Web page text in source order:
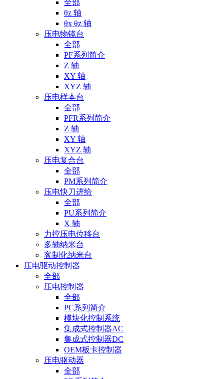
全部
θz 轴
θx θz 轴
压电物镜台
全部
PF系列简介
Z 轴
XY 轴
XYZ 轴
压电样本台
全部
PFR系列简介
Z 轴
XY 轴
XYZ 轴
压电复合台
全部
PM系列简介
压电快刀进给
全部
PU系列简介
X 轴
力控压电位移台
多轴纳米台
客制化纳米台
压电驱动控制器
全部
压电控制器
全部
PC系列简介
模块化控制系统
集成式控制器AC
集成式控制器DC
OEM板卡控制器
压电驱动器
全部